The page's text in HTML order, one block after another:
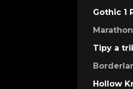
Gothic 1
Tipy a
Hollow